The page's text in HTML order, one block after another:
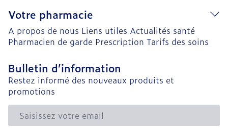
Votre pharmacie
A propos de nous Liens utiles Actualités santé
Pharmacien de garde Prescription Tarifs des soins
Bulletin d’information
Restez informé des nouveaux produits et
promotions
Adresse mail